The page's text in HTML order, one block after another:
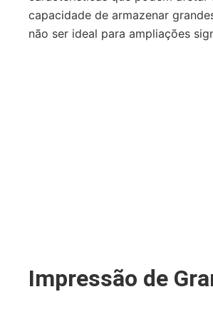
capacidade de armazenar
não ser ideal para ampliações
Impressão de